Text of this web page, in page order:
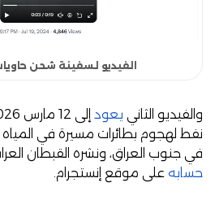
الفيديو لسفينة شحن حاويات -
والفيديو الثاني يعود إلى 12 مارس 2026 ويوثق
نفط لهجوم بطائرات مسيرة في المياه
في جنوب العراق، ونشره القبطان
حسابه على موقع إنستجرام.